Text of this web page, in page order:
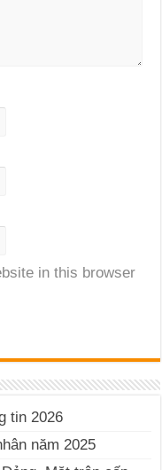
in this browser
tin 2026
năm 2025